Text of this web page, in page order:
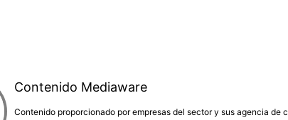
Contenido Mediaware
Contenido proporcionado por empresas del sector y sus agencia de